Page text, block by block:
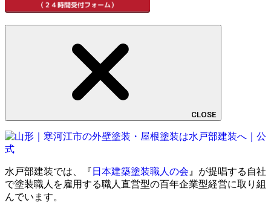
CLOSE
水戸部建装では、『 日本建築塗装職人の会 』が提唱する自社
で塗装職人を雇用する職人直営型の百年企業型経営に取り組
んでいます。